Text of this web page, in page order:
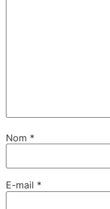
Nom *
E-mail *